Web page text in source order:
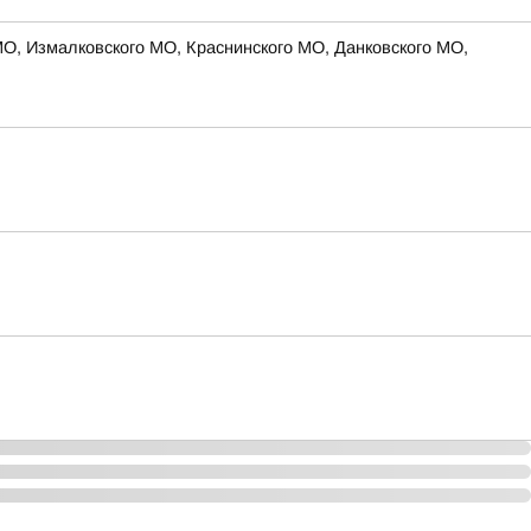
Измалковского МО, Краснинского МО, Данковского МО,